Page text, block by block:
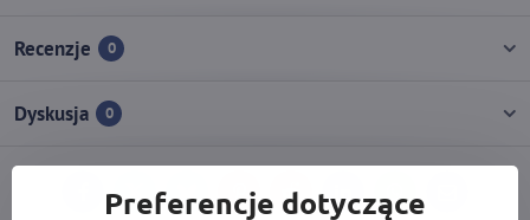
Recenzje 0
Dyskusja 0
FacebookTwitterBlueskyPinterestReddit LinkedInWhatsApp
Preferencje dotyczące